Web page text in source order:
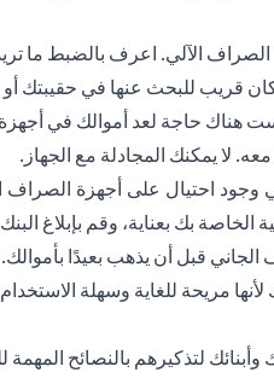
الآلي. اعرف بالضبط ما
قريب للبحث عنها في حقيبتك أو
هناك حاجة لعد أموالك في أجهزة
لا يمكنك المجادلة مع الجهاز.
وجود احتيال على أجهزة
الخاصة بك بعناية، وقم بإبلاغ
قبل أن يذهب بعيدًا بأموالك.
مريحة للغاية وسهلة
لتذكيرهم بالنصائح